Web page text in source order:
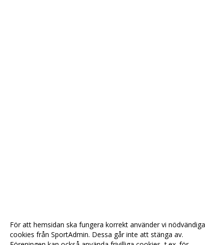
För att hemsidan ska fungera korrekt använder vi nödvändiga
cookies från SportAdmin. Dessa går inte att stänga av.